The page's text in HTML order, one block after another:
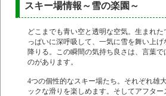
スキー場情報～雪の楽園～
どこまでも青い空と透明な空気。生まれ
っぱいに深呼吸して、一気に雪を舞い上げ
降りる。この瞬間の気持ち良さは、言葉で
のがあります。
4つの個性的なスキー場たち。それぞれ雄
ックな滑りを楽しめます。そしてアフタ